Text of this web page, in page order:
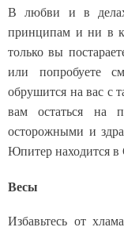
В любви и в
принципам и ни в
только вы
или попробуете
обрушится на вас с
вам остаться на
осторожными и
Юпитер находится в
Весы
Избавьтесь от